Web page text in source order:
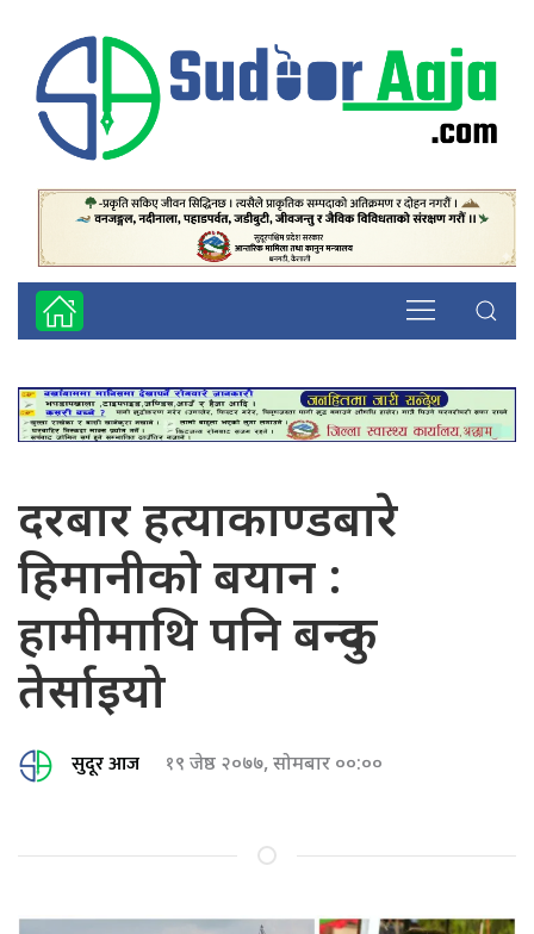
दरबार हत्याकाण्डबारे
हिमानीको बयान :
हामीमाथि पनि बन्दुक
तेर्साइयो
सुदूर आज १९ जेष्ठ २०७७, सोमबार ००:००